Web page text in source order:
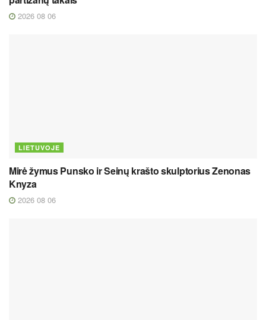
2026 08 06
LIETUVOJE
Mirė žymus Punsko ir Seinų krašto skulptorius Zenonas
Knyza
2026 08 06